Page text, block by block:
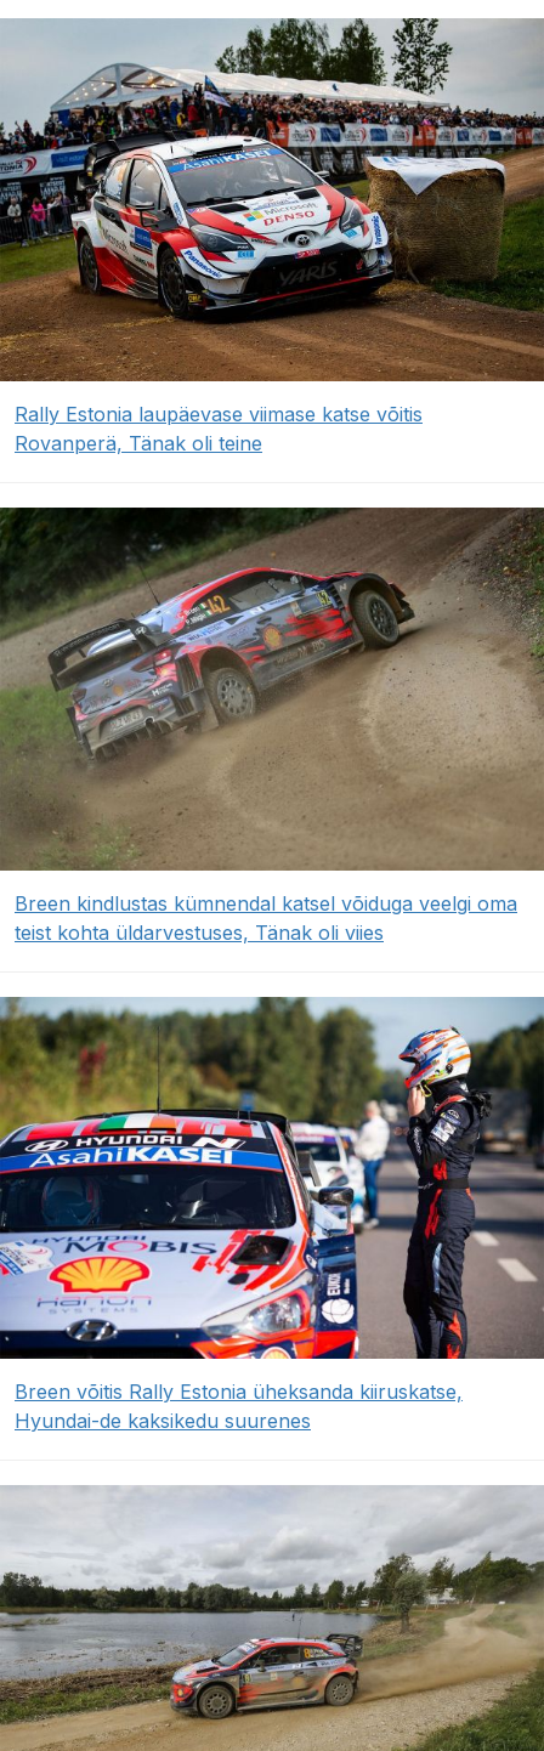
Rally Estonia laupäevase viimase katse võitis
Rovanperä, Tänak oli teine
Breen kindlustas kümnendal katsel võiduga veelgi oma
teist kohta üldarvestuses, Tänak oli viies
Breen võitis Rally Estonia üheksanda kiiruskatse,
Hyundai-de kaksikedu suurenes